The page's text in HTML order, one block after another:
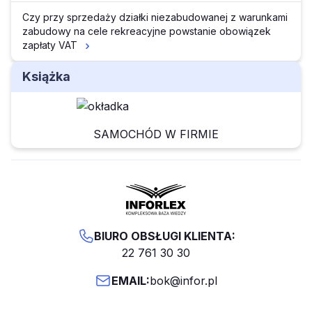
Czy przy sprzedaży działki niezabudowanej z warunkami
zabudowy na cele rekreacyjne powstanie obowiązek
zapłaty VAT
Książka
SAMOCHÓD W FIRMIE
BIURO OBSŁUGI KLIENTA:
22 761 30 30
EMAIL:bok@infor.pl